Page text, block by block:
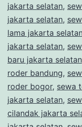
jakarta selatan,
jakarta selatan,
lama jakarta selatan
jakarta selatan,
baru jakarta selatan
roder bandung,
roder bogor, sewa
jakarta selatan,
cilandak jakarta